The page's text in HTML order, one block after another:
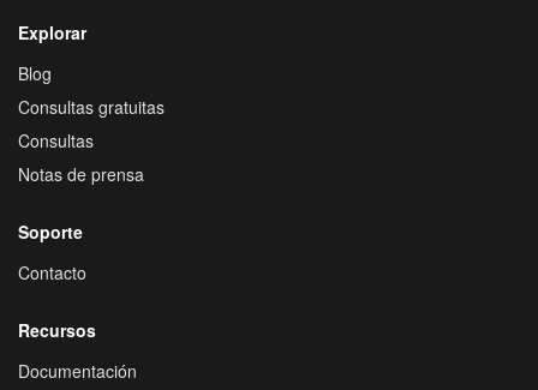
Explorar
Blog
Consultas gratuitas
Consultas
Notas de prensa
Soporte
Contacto
Recursos
Documentación